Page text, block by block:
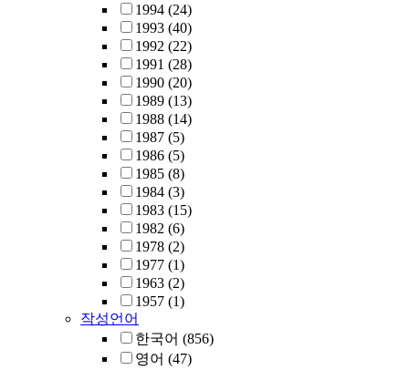
1994 (24)
1993 (40)
1992 (22)
1991 (28)
1990 (20)
1989 (13)
1988 (14)
1987 (5)
1986 (5)
1985 (8)
1984 (3)
1983 (15)
1982 (6)
1978 (2)
1977 (1)
1963 (2)
1957 (1)
작성언어
한국어 (856)
영어 (47)